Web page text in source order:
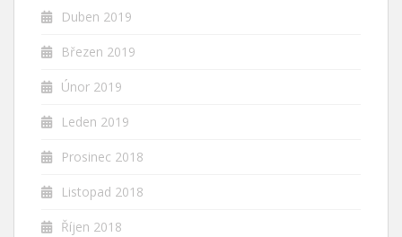
Duben 2019
Březen 2019
Únor 2019
Leden 2019
Prosinec 2018
Listopad 2018
Říjen 2018